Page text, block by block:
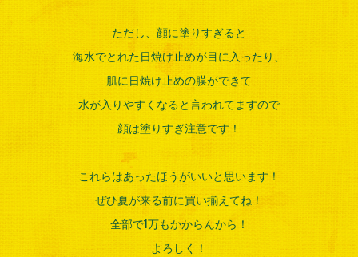
ただし、顔に塗りすぎると
海水でとれた日焼け止めが目に入ったり、
肌に日焼け止めの膜ができて
水が入りやすくなると言われてますので
顔は塗りすぎ注意です！
これらはあったほうがいいと思います！
ぜひ夏が来る前に買い揃えてね！
全部で1万もかからんから！
よろしく！